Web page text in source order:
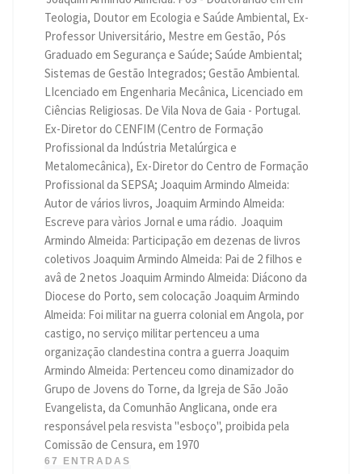
Teologia, Doutor em Ecologia e Saúde Ambiental, Ex-
Professor Universitário, Mestre em Gestão, Pós
Graduado em Segurança e Saúde; Saúde Ambiental;
Sistemas de Gestão Integrados; Gestão Ambiental.
LIcenciado em Engenharia Mecânica, Licenciado em
Ciências Religiosas. De Vila Nova de Gaia - Portugal.
Ex-Diretor do CENFIM (Centro de Formação
Profissional da Indústria Metalúrgica e
Metalomecânica), Ex-Diretor do Centro de Formação
Profissional da SEPSA; Joaquim Armindo Almeida:
Autor de vários livros, Joaquim Armindo Almeida:
Escreve para vàrios Jornal e uma rádio. Joaquim
Armindo Almeida: Participação em dezenas de livros
coletivos Joaquim Armindo Almeida: Pai de 2 filhos e
avâ de 2 netos Joaquim Armindo Almeida: Diácono da
Diocese do Porto, sem colocação Joaquim Armindo
Almeida: Foi militar na guerra colonial em Angola, por
castigo, no serviço militar pertenceu a uma
organização clandestina contra a guerra Joaquim
Armindo Almeida: Pertenceu como dinamizador do
Grupo de Jovens do Torne, da Igreja de São João
Evangelista, da Comunhão Anglicana, onde era
responsável pela resvista "esboço", proibida pela
Comissão de Censura, em 1970
67 ENTRADAS